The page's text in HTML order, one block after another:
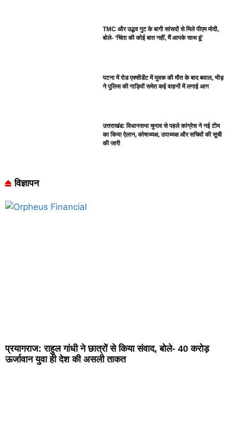
TMC और उद्धव गुट के बागी सांसदों से मिले पीएम मोदी,
बोले- ‘चिंता की कोई बात नहीं, मैं आपके साथ हूं’
पटना में रोड एक्सीडेंट में युवक की मौत के बाद बवाल, भीड़
ने पुलिस की गाड़ियों समेत कई वाहनों में लगाई आग
उत्तराखंड: विधानसभा चुनाव से पहले कांग्रेस ने नई टीम
का किया ऐलान, कोषाध्यक्ष, उपाध्यक्ष और सचिवों की सूची
की जारी
विज्ञापन
प्रयागराज: राहुल गांधी ने छात्रों से किया संवाद, बोले- 40 करोड़
ऊर्जावान युवा ही देश की असली ताकत